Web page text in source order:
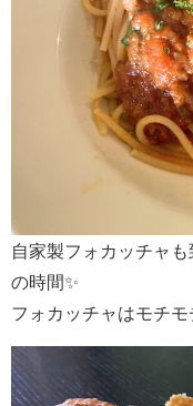
自家製フォカッチャ
の時間✨
フォカッチャはモチモ